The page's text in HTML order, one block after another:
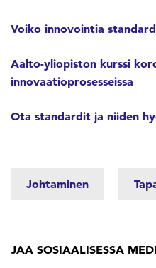
Voiko innovointia
Aalto-yliopiston kurssi
innovaatioprosesseissa
Ota standardit ja niiden
Johtaminen
JAA SOSIAALISESSA